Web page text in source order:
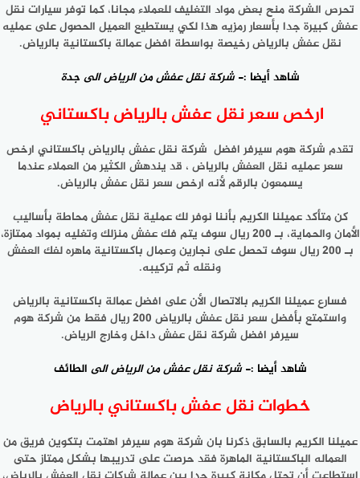
تحرص الشركة منح بعض مواد التغليف للعملاء مجانا، كما توفر سيارات نقل
عفش كبيرة جدا بأسعار رمزيه هذا لكي يستطيع العميل الحصول على عمليه
نقل عفش بالرياض رخيصة بواسطة افضل عمالة باكستانية بالرياض.
شاهد أيضا :- شركة نقل عفش من الرياض الى جدة
ارخص سعر نقل عفش بالرياض باكستاني
تقدم شركة هوم سيرفر افضل شركة نقل عفش بالرياض باكستاني ارخص
سعر عمليه نقل العفش بالرياض ، قد يندهش الكثير من العملاء عندما
يسمعون بالرقم لأنه ارخص سعر نقل عفش بالرياض.
كن متأكد عميلنا الكريم بأننا نوفر لك عملية نقل عفش محاطة بأساليب
الأمان والحماية، بـ 200 ريال سوف يتم فك عفش منزلك وتغليه بمواد ممتازة،
بـ 200 ريال سوف تحصل على نجارين وعمال باكستانية ماهره لفك العفش
ونقله ثم تركيبه.
فسارع عميلنا الكريم بالاتصال الأن على افضل عمالة باكستانية بالرياض
واستمتع بأفضل سعر نقل عفش بالرياض 200 ريال فقط من شركة هوم
سيرفر افضل شركة نقل عفش داخل وخارج الرياض.
شاهد أيضا :-شركة نقل عفش من الرياض الى الطائف
خطوات نقل عفش باكستاني بالرياض
عميلنا الكريم بالسابق ذكرنا بان شركة هوم سيرفر اهتمت بتكوين فريق من
العماله الباكستانية الماهرة فقد حرصت على تدريبها بشكل ممتاز حتى